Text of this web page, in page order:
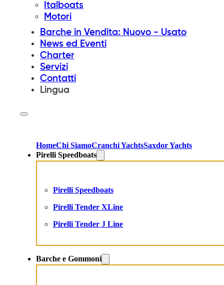
Italboats
Motori
Barche in Vendita: Nuovo - Usato
News ed Eventi
Charter
Servizi
Contatti
Lingua
HomeChi SiamoCranchi YachtsSaxdor Yachts
Pirelli Speedboats
Pirelli Speedboats
Pirelli Tender XLine
Pirelli Tender J Line
Barche e Gommoni